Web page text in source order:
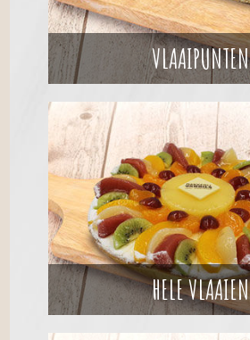
VLAAIPUNTEN
HELE VLAAIEN